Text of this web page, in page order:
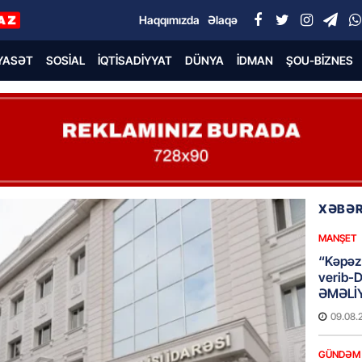
Haqqımızda Əlaqə
SOSIAL İQTISADIYYAT DÜNYA İDMAN ŞOU-BIZNES
MANŞET
verib-
GÜNDƏM